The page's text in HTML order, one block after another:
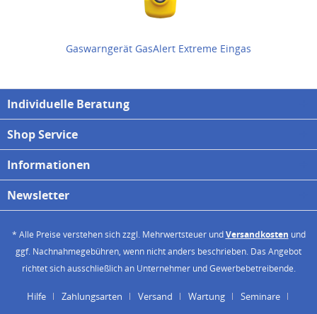
Gaswarngerät GasAlert Extreme Eingas
Individuelle Beratung
Shop Service
Informationen
Newsletter
* Alle Preise verstehen sich zzgl. Mehrwertsteuer undVersandkosten und
ggf. Nachnahmegebühren, wenn nicht anders beschrieben. Das Angebot
richtet sich ausschließlich an Unternehmer und Gewerbebetreibende.
Hilfe Zahlungsarten Versand Wartung
Seminare